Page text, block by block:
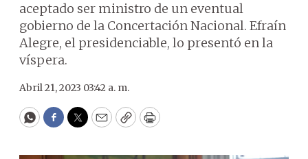
aceptado ser ministro de un eventual
gobierno de la Concertación Nacional. Efraín
Alegre, el presidenciable, lo presentó en la
víspera.
Abril 21, 2023 03:42 a. m.
WhatsApp
Facebook
Twitter
EmailCopyPrint